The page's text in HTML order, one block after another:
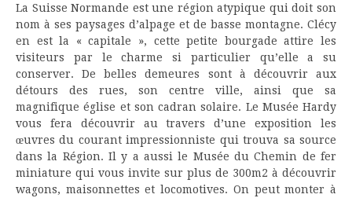
La Suisse Normande est une région atypique qui doit son
nom à ses paysages d’alpage et de basse montagne. Clécy
en est la « capitale », cette petite bourgade attire les
visiteurs par le charme si particulier qu’elle a su
conserver. De belles demeures sont à découvrir aux
détours des rues, son centre ville, ainsi que sa
magnifique église et son cadran solaire. Le Musée Hardy
vous fera découvrir au travers d’une exposition les
œuvres du courant impressionniste qui trouva sa source
dans la Région. Il y a aussi le Musée du Chemin de fer
miniature qui vous invite sur plus de 300m2 à découvrir
wagons, maisonnettes et locomotives. On peut monter à